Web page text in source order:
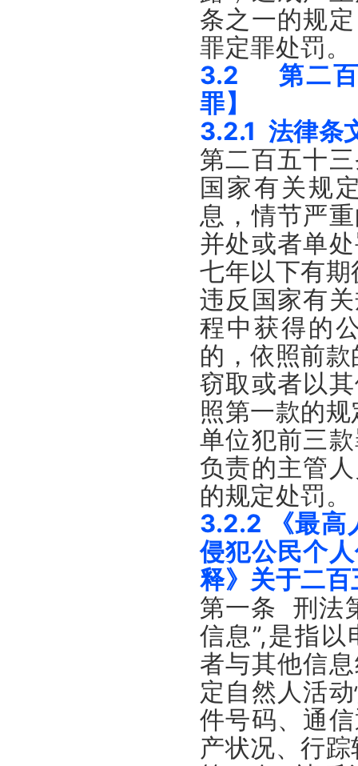
条之一的规
罪定罪处罚。
3.2 第二百
罪】
3.2.1 法律条
第二百五十
国家有关规
息，情节严
并处或者单
七年以下有
违反国家有
程中获得的
的，依照前
窃取或者以
照第一款的
单位犯前三
负责的主管
的规定处罚。
3.2.2 《最高
侵犯公民个
释》关于二
第一条 刑法
信息”,是指
者与其他信
定自然人活
件号码、通
产状况、行